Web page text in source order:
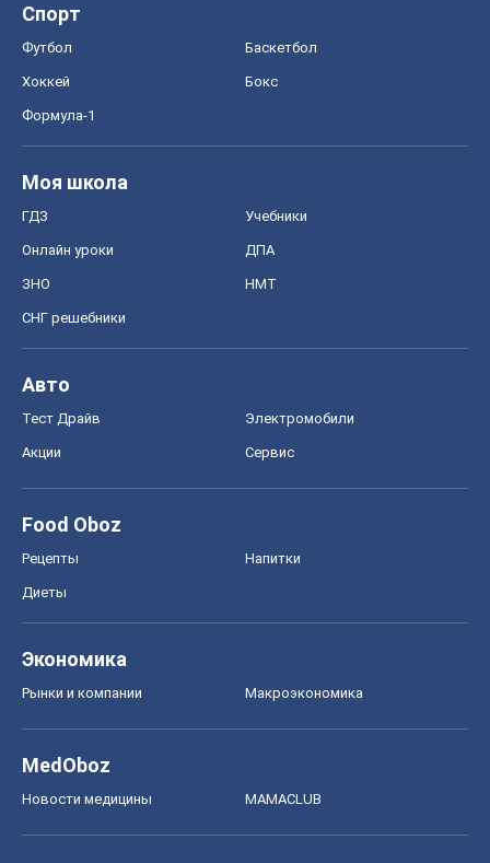
Спорт
Футбол Баскетбол
Хоккей Бокс
Формула-1
Моя школа
ГДЗ Учебники
Онлайн уроки ДПА
ЗНО НМТ
СНГ решебники
Авто
Тест Драйв Электромобили
Акции Сервис
Food Oboz
Рецепты Напитки
Диеты
Экономика
Рынки и компании Mакроэкономика
MedOboz
Новости медицины MAMACLUB